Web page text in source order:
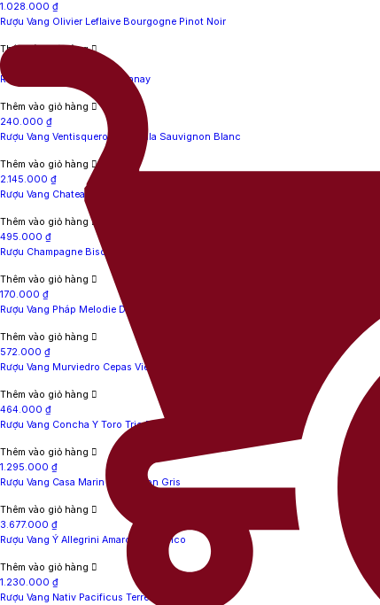
1.028.000 ₫
Rượu Vang Olivier Leflaive Bourgogne Pinot Noir
Thêm vào giỏ hàng
527.000
Rượu Vang L’Odalet Chardonnay
Thêm vào giỏ hàng
240.000 ₫
Rượu Vang Ventisquero Peninsula Sauvignon Blanc
Thêm vào giỏ hàng
2.145.000 ₫
Rượu Vang Chateau Bel Air Haut Medoc
Thêm vào giỏ hàng
495.000 ₫
Rượu Champagne Bisol BelStar Cuvee Rose
Thêm vào giỏ hàng
170.000 ₫
Rượu Vang Pháp Melodie De Louis
Thêm vào giỏ hàng
572.000 ₫
Rượu Vang Murviedro Cepas Viejas Bobal
Thêm vào giỏ hàng
464.000 ₫
Rượu Vang Concha Y Toro Trio Reserva Chardonnay
Thêm vào giỏ hàng
1.295.000 ₫
Rượu Vang Casa Marin Sauvignon Gris
Thêm vào giỏ hàng
3.677.000 ₫
Rượu Vang Ý Allegrini Amarone Classico
Thêm vào giỏ hàng
1.230.000 ₫
Rượu Vang Nativ Pacificus Terre Siciliane Syrah